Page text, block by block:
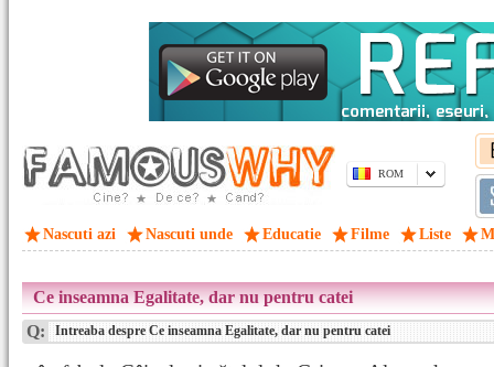
ROM
Nascuti azi Nascuti unde Educatie Filme Liste
Ce inseamna Egalitate, dar nu pentru catei
Q: Intreaba despre Ce inseamna Egalitate, dar nu pentru catei